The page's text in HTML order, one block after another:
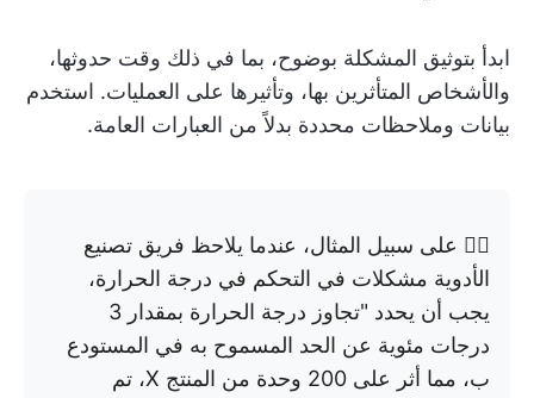
ابدأ بتوثيق المشكلة بوضوح، بما في ذلك وقت حدوثها،
والأشخاص المتأثرين بها، وتأثيرها على العمليات. استخدم
بيانات وملاحظات محددة بدلاً من العبارات العامة.
👉🏼 على سبيل المثال، عندما يلاحظ فريق تصنيع
الأدوية مشكلات في التحكم في درجة الحرارة،
يجب أن يحدد "تجاوز درجة الحرارة بمقدار 3
درجات مئوية عن الحد المسموح به في المستودع
ب، مما أثر على 200 وحدة من المنتج X، تم